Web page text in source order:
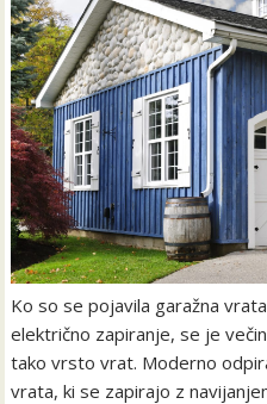
Ko so se pojavila garažna
električno zapiranje, se je
tako vrsto vrat. Moderno
vrata, ki se zapirajo z